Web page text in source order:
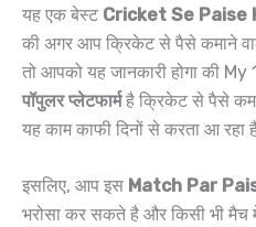
यह एक बेस्ट Cricket Se Paise
की अगर आप क्रिकेट से पैसे कमाने
तो आपको यह जानकारी होगा की
पॉपुलर प्लेटफार्महै क्रिकेट से पैसे
यह काम काफी दिनों से करता आ रहा
इसलिए, आप इस Match Par
भरोसा कर सकते है और किसी भी मैच